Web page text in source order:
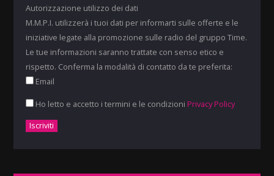
Autorizzazione utilizzo dei dati
M.M.P.I. utilizzerà i tuoi dati per informarti sulle offerte e le
iniziative legate alla promozione sulle radio del gruppo Time.
Le tue informazioni saranno trattate con senso etico e
rispetto. Conferma la modalità di contatto da te preferita:
Email
Ho letto e accetto i termini e le condizioni Privacy Policy